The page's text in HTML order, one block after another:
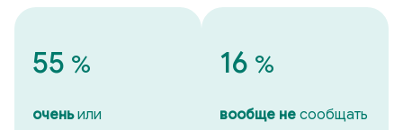
55 %
оченьили
16 %
вообще не сообщать